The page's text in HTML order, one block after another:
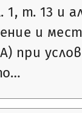
1, т. 13 и
и
при